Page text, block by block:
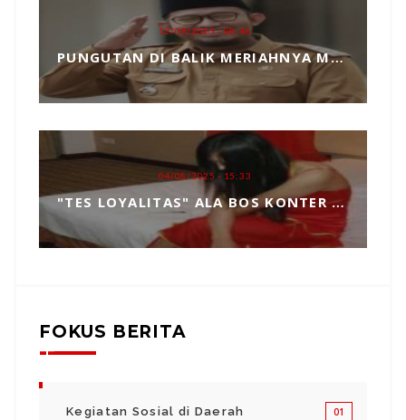
12/09/2025 - 08:46
PUNGUTAN DI BALIK MERIAHNYA MADURA CULTURE FESTIVAL 2025 RP739 JUTA DAN PENGKHIANATAN TERHADAP BUPATI FAUZI
04/08/2025 - 15:33
"TES LOYALITAS" ALA BOS KONTER HP, TOPENG MANIPULASI BERKEDOK KEPERCAYAAN
FOKUS BERITA
Kegiatan Sosial di Daerah 01